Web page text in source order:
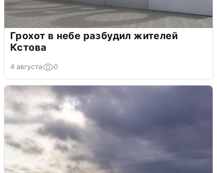
Грохот в небе разбудил жителей
Кстова
4 августа 0